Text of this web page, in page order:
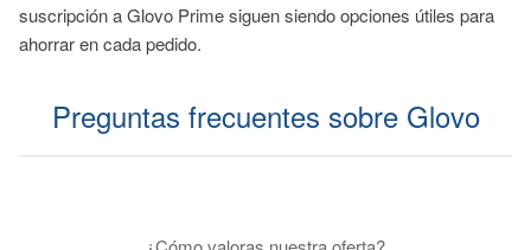
suscripción a Glovo Prime siguen siendo opciones útiles para
ahorrar en cada pedido.
Preguntas frecuentes sobre Glovo